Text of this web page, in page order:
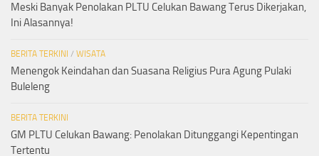
Meski Banyak Penolakan PLTU Celukan Bawang Terus Dikerjakan,
Ini Alasannya!
BERITA TERKINI / WISATA
Menengok Keindahan dan Suasana Religius Pura Agung Pulaki
Buleleng
BERITA TERKINI
GM PLTU Celukan Bawang: Penolakan Ditunggangi Kepentingan
Tertentu